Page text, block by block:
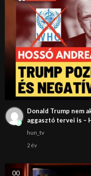
Donald Trump nem
aggasztó tervei is –
hun_tv
2 év
00